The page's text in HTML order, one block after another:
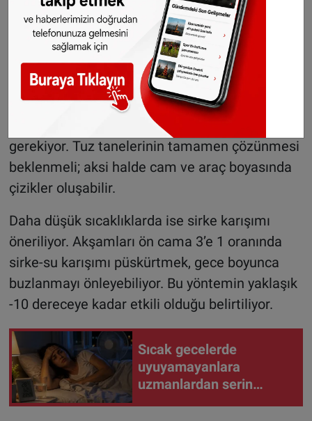
öne çıkıyor. Akşamları bir litre suya altı yemek
kaşığı tuz ekleyerek hazırlanan karışımı
camlara püskürtmek, sabah buz kazıma derdini
ortadan kaldırabiliyor. Tuz, suyun donma
noktasını düşürerek buz oluşumunu engelliyor.
Ancak bu yöntemde dikkatli olunması
gerekiyor. Tuz tanelerinin tamamen çözünmesi
beklenmeli; aksi halde cam ve araç boyasında
çizikler oluşabilir.
Daha düşük sıcaklıklarda ise sirke karışımı
öneriliyor. Akşamları ön cama 3’e 1 oranında
sirke-su karışımı püskürtmek, gece boyunca
buzlanmayı önleyebiliyor. Bu yöntemin yaklaşık
-10 dereceye kadar etkili olduğu belirtiliyor.
Sıcak gecelerde
uyuyamayanlara
uzmanlardan serin